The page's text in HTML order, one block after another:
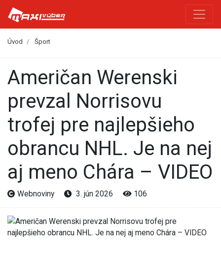
Úvod Šport
Američan Werenski
prevzal Norrisovu
trofej pre najlepšieho
obrancu NHL. Je na nej
aj meno Chára – VIDEO
Webnoviny 3. jún 2026 106